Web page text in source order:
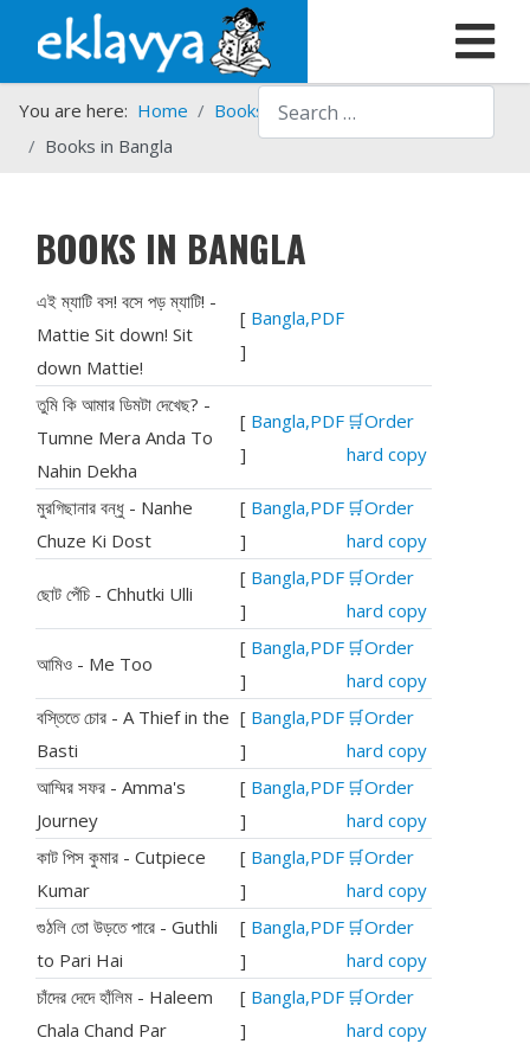
Search
You are here: Home Books
Eklavya Books in PDF
Books in Bangla
BOOKS IN BANGLA
এই ম্যাটি বস! বসে পড় ম্যাটি! -
Mattie Sit down! Sit
down Mattie!
[ Bangla,PDF
]
তুমি কি আমার ডিমটা দেখেছ? -
Tumne Mera Anda To
Nahin Dekha
[ Bangla,PDF
]
🛒Order
hard copy
মুরগিছানার বন্ধু - Nanhe
Chuze Ki Dost
[ Bangla,PDF
]
🛒Order
hard copy
ছোট পেঁচি - Chhutki Ulli
[ Bangla,PDF
]
🛒Order
hard copy
আমিও - Me Too
[ Bangla,PDF
]
🛒Order
hard copy
বস্তিতে চোর - A Thief in the
Basti
[ Bangla,PDF
]
🛒Order
hard copy
আম্মির সফর - Amma's
Journey
[ Bangla,PDF
]
🛒Order
hard copy
কাট পিস কুমার - Cutpiece
Kumar
[ Bangla,PDF
]
🛒Order
hard copy
গুঠলি তো উড়তে পারে - Guthli
to Pari Hai
[ Bangla,PDF
]
🛒Order
hard copy
চাঁদের দেদে হাঁলিম - Haleem
Chala Chand Par
[ Bangla,PDF
]
🛒Order
hard copy